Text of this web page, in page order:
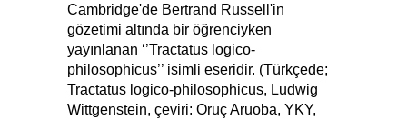
Cambridge'de Bertrand Russell'in
gözetimi altında bir öğrenciyken
yayınlanan ‘’Tractatus logico-
philosophicus’’ isimli eseridir. (Türkçede;
Tractatus logico-philosophicus, Ludwig
Wittgenstein, çeviri: Oruç Aruoba, YKY,